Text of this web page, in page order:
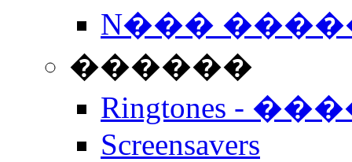
N���
������
Ringtones -
Screensavers